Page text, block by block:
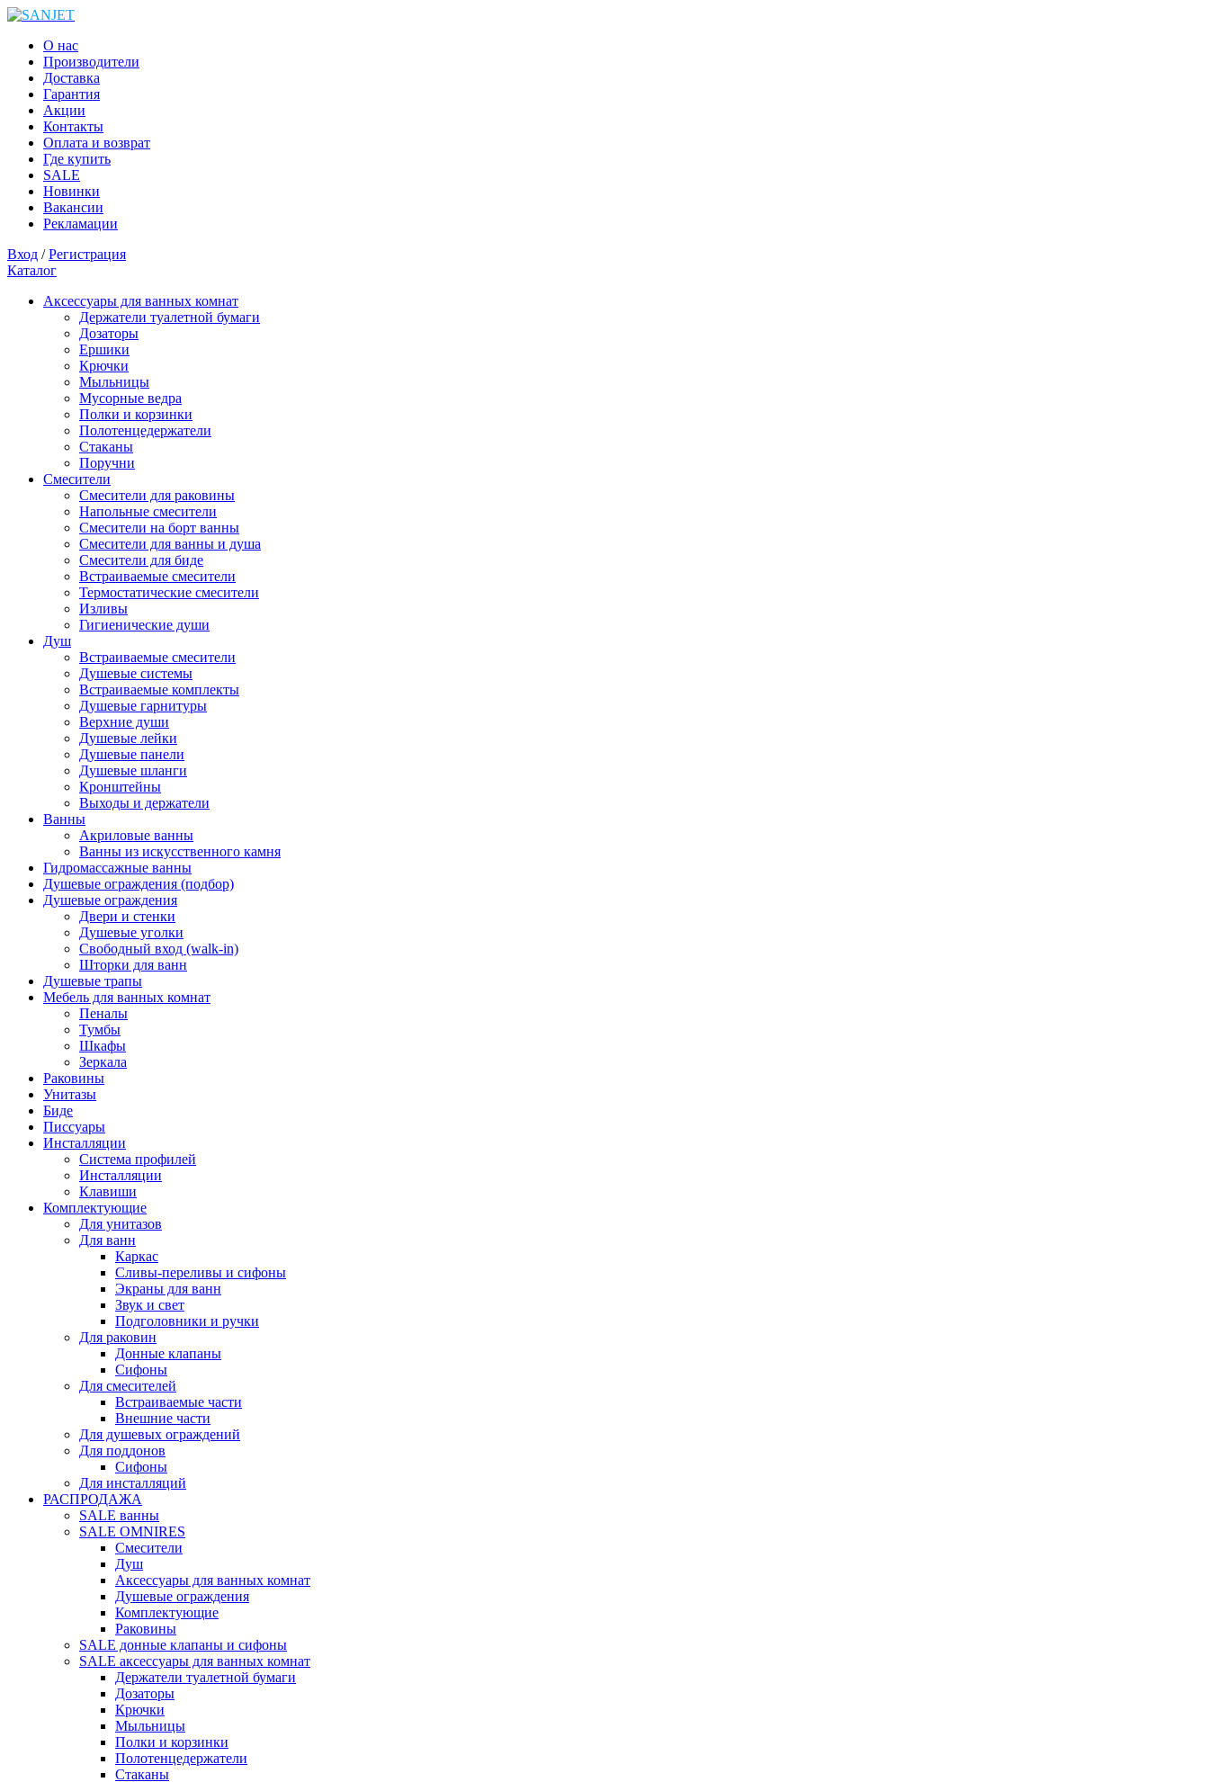
О нас
Производители
Доставка
Гарантия
Акции
Контакты
Оплата и возврат
Где купить
SALE
Новинки
Вакансии
Рекламации
Вход /Регистрация
Каталог
Аксессуары для ванных комнат
Держатели туалетной бумаги
Дозаторы
Ершики
Крючки
Мыльницы
Мусорные ведра
Полки и корзинки
Полотенцедержатели
Стаканы
Поручни
Смесители
Смесители для раковины
Напольные смесители
Смесители на борт ванны
Смесители для ванны и душа
Смесители для биде
Встраиваемые смесители
Термостатические смесители
Изливы
Гигиенические души
Душ
Встраиваемые смесители
Душевые системы
Встраиваемые комплекты
Душевые гарнитуры
Верхние души
Душевые лейки
Душевые панели
Душевые шланги
Кронштейны
Выходы и держатели
Ванны
Акриловые ванны
Ванны из искусственного камня
Гидромассажные ванны
Душевые ограждения (подбор)
Душевые ограждения
Двери и стенки
Душевые уголки
Свободный вход (walk-in)
Шторки для ванн
Душевые трапы
Мебель для ванных комнат
Пеналы
Тумбы
Шкафы
Зеркала
Раковины
Унитазы
Биде
Писсуары
Инсталляции
Система профилей
Инсталляции
Клавиши
Комплектующие
Для унитазов
Для ванн
Каркас
Сливы-переливы и сифоны
Экраны для ванн
Звук и свет
Подголовники и ручки
Для раковин
Донные клапаны
Сифоны
Для смесителей
Встраиваемые части
Внешние части
Для душевых ограждений
Для поддонов
Сифоны
Для инсталляций
РАСПРОДАЖА
SALE ванны
SALE OMNIRES
Смесители
Душ
Аксессуары для ванных комнат
Душевые ограждения
Комплектующие
Раковины
SALE донные клапаны и сифоны
SALE аксессуары для ванных комнат
Держатели туалетной бумаги
Дозаторы
Крючки
Мыльницы
Полки и корзинки
Полотенцедержатели
Стаканы